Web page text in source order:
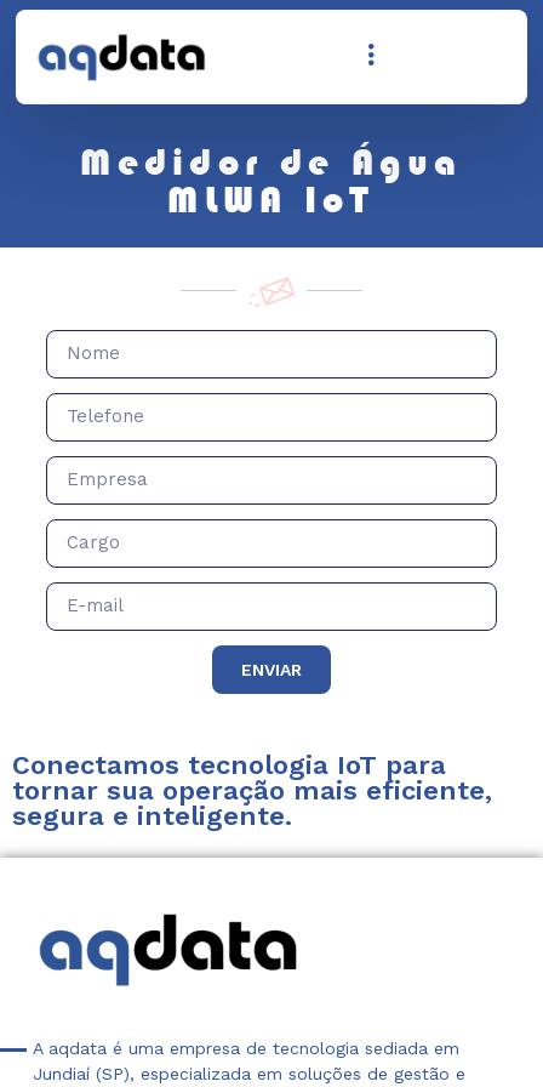
Medidor de Água
MLWA IoT
ENVIAR
Conectamos tecnologia IoT para
tornar sua operação mais eficiente,
segura e inteligente.
A aqdata é uma empresa de tecnologia sediada em
Jundiaí (SP), especializada em soluções de gestão e